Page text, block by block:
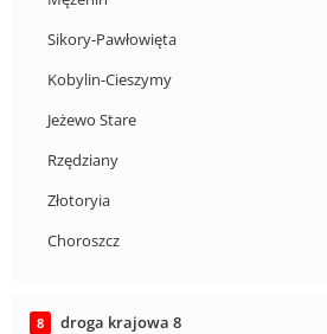
Sikory-Pawłowięta
Kobylin-Cieszymy
Jeżewo Stare
Rzędziany
Złotoryia
Choroszcz
8
droga krajowa 8